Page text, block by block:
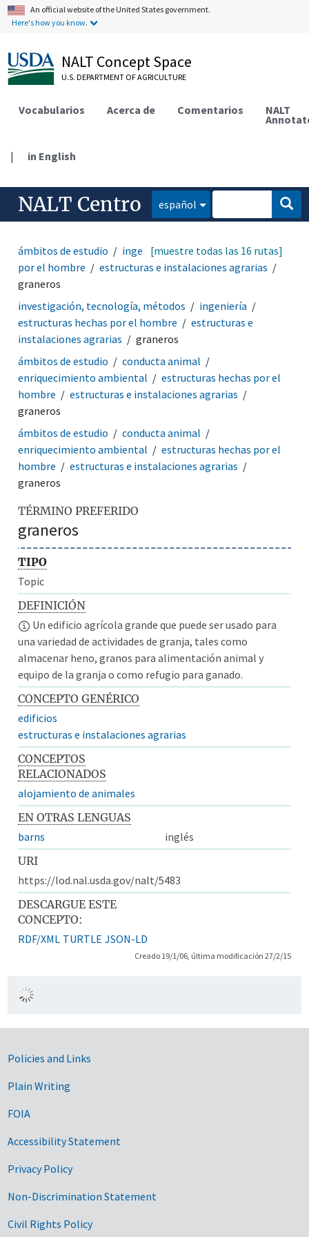
An official website of the United States government.
Here's how you know.
NALT Concept Space
U.S. DEPARTMENT OF AGRICULTURE
Vocabularios Acerca de Comentarios NALT
| in English
NALT Centro español
ámbitos de estudio ingeniería
estructuras hechas
por el hombre
estructuras e instalaciones agrarias
graneros
[muestre todas las 16 rutas]
investigación, tecnología, métodos
ingeniería
estructuras hechas por el hombre
estructuras e
instalaciones agrarias
graneros
ámbitos de estudio
conducta animal
enriquecimiento ambiental
estructuras hechas por el
hombre
estructuras e instalaciones agrarias
graneros
ámbitos de estudio
conducta animal
enriquecimiento ambiental
estructuras hechas por el
hombre
estructuras e instalaciones agrarias
graneros
TÉRMINO PREFERIDO
graneros
TIPO
Topic
DEFINICIÓN
Un edificio agrícola grande que puede ser usado para
una variedad de actividades de granja, tales como
almacenar heno, granos para alimentación animal y
equipo de la granja o como refugio para ganado.
CONCEPTO GENÉRICO
edificios
estructuras e instalaciones agrarias
CONCEPTOS
RELACIONADOS
alojamiento de animales
EN OTRAS LENGUAS
barns
inglés
URI
https://lod.nal.usda.gov/nalt/5483
DESCARGUE ESTE
CONCEPTO:
RDF/XML TURTLE JSON-LD
Creado 19/1/06, última modificación 27/2/15
Government Links
Policies and Links
Plain Writing
FOIA
Accessibility Statement
Privacy Policy
Non-Discrimination Statement
Civil Rights Policy